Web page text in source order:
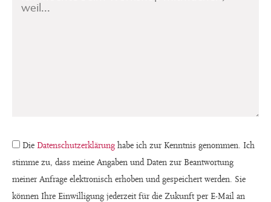
lasse
dieses
Feld
leer.
lasse
dieses
Feld
Die Datenschutzerklärung habe ich zur Kenntnis genommen. Ich
stimme zu, dass meine Angaben und Daten zur Beantwortung
meiner Anfrage elektronisch erhoben und gespeichert werden. Sie
können Ihre Einwilligung jederzeit für die Zukunft per E-Mail an